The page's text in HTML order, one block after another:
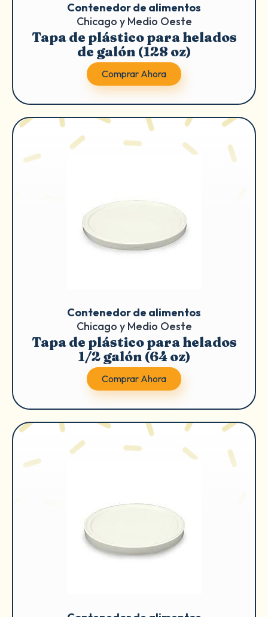
Contenedor de alimentos
Chicago y Medio Oeste
Tapa de plástico para helados
de galón (128 oz)
Comprar Ahora
Contenedor de alimentos
Chicago y Medio Oeste
Tapa de plástico para helados
1/2 galón (64 oz)
Comprar Ahora